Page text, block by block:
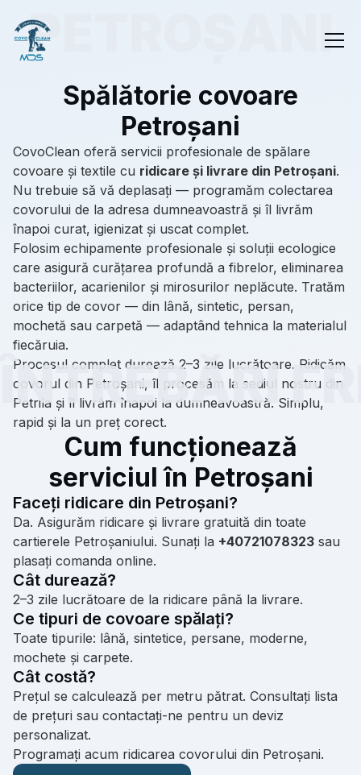
Spălătorie covoare
Petroșani
CovoClean oferă servicii profesionale de spălare
covoare și textile cu ridicare și livrare din Petroșani.
Nu trebuie să vă deplasați — programăm colectarea
covorului de la adresa dumneavoastră și îl livrăm
înapoi curat, igienizat și uscat complet.
Folosim echipamente profesionale și soluții ecologice
care asigură curățarea profundă a fibrelor, eliminarea
bacteriilor, acarienilor și mirosurilor neplăcute. Tratăm
orice tip de covor — din lână, sintetic, persan,
mochetă sau carpetă — adaptând tehnica la materialul
fiecăruia.
Procesul complet durează 2–3 zile lucrătoare. Ridicăm
covorul din Petroșani, îl procesăm la sediul nostru din
Petrila și îl livrăm înapoi la dumneavoastră. Simplu,
rapid și la un preț corect.
Cum funcționează
serviciul în Petroșani
Faceți ridicare din Petroșani?
Da. Asigurăm ridicare și livrare gratuită din toate
cartierele Petroșaniului. Sunați la +40721078323 sau
plasați comanda online.
Cât durează?
2–3 zile lucrătoare de la ridicare până la livrare.
Ce tipuri de covoare spălați?
Toate tipurile: lână, sintetice, persane, moderne,
mochete și carpete.
Cât costă?
Prețul se calculează per metru pătrat. Consultați lista
de prețuri sau contactați-ne pentru un deviz
personalizat.
Programați acum ridicarea covorului din Petroșani.